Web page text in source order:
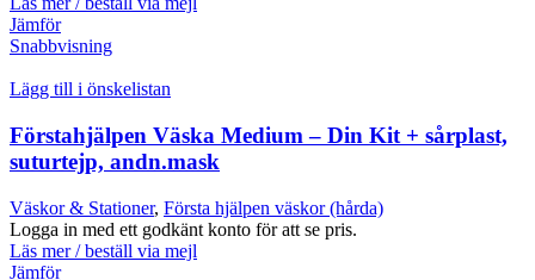
Jämför
Snabbvisning
Lägg till i önskelistan
Förstahjälpen Väska Medium – Din Kit + sårplast,
suturtejp, andn.mask
Väskor & Stationer, Första hjälpen väskor (hårda)
Logga in med ett godkänt konto för att se pris.
Läs mer / beställ via mejl
Jämför